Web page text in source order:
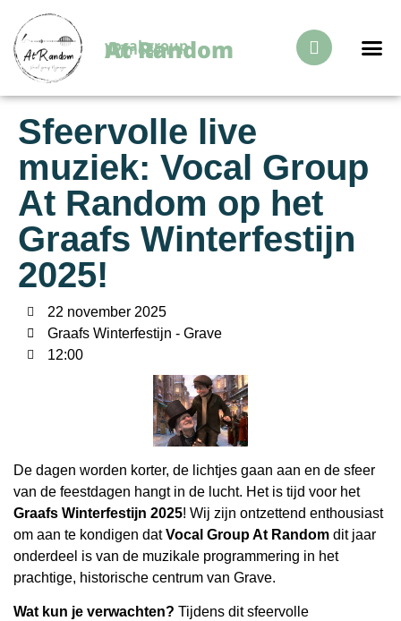
vocal group
At Random
Nijmegen
Sfeervolle live
muziek: Vocal Group
At Random op het
Graafs Winterfestijn
2025!
22 november 2025
Graafs Winterfestijn - Grave
12:00
De dagen worden korter, de lichtjes gaan aan en de sfeer
van de feestdagen hangt in de lucht. Het is tijd voor het
Graafs Winterfestijn 2025! Wij zijn ontzettend enthousiast
om aan te kondigen datVocal Group At Random dit jaar
onderdeel is van de muzikale programmering in het
prachtige, historische centrum van Grave.
Wat kun je verwachten? Tijdens dit sfeervolle